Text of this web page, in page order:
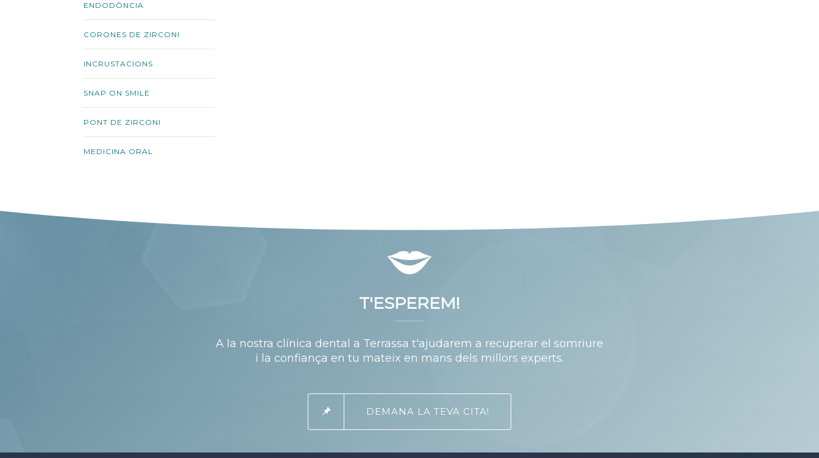
ENDODÒNCIA
CORONES DE ZIRCONI
INCRUSTACIONS
SNAP ON SMILE
PONT DE ZIRCONI
MEDICINA ORAL
T'ESPEREM!
A la nostra clínica dental a Terrassa t'ajudarem a recuperar el somriure
i la confiança en tu mateix en mans dels millors experts.
DEMANA LA TEVA CITA!